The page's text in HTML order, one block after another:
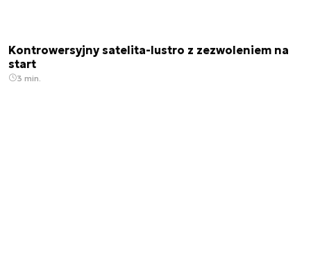
Kontrowersyjny satelita-lustro z zezwoleniem na
start
3 min.